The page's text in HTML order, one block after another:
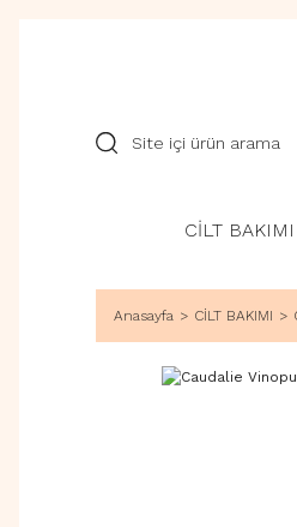
CİLT BAKIMI
Anasayfa CİLT BAKIMI